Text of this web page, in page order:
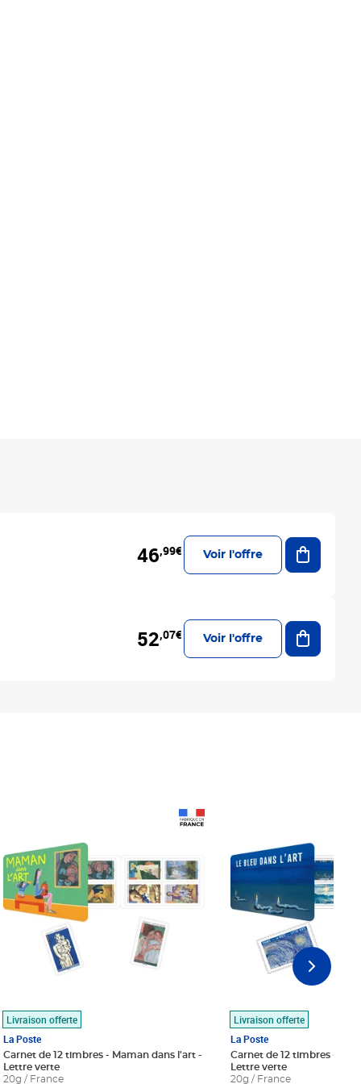
46,99€ Voir l'offre
Ajouter
52,07€ Voir l'offre
Ajouter
Livraison offerte
La Poste
Carnet de 12 timbres - Maman dans l'art -
Lettre verte
20g / France
Livraison offerte
La Poste
Carnet de 12 timbres - Le
Lettre verte
20g / France